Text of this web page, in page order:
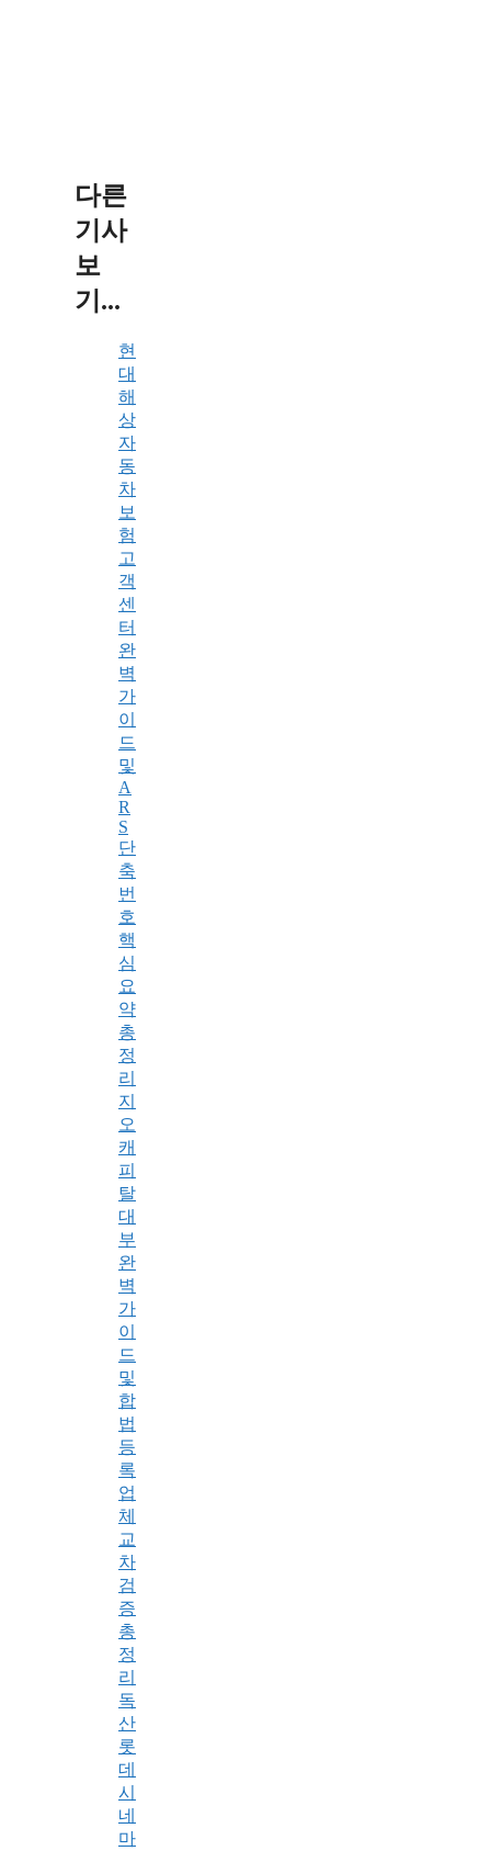
다른
기사
보
기...
현
대
해
상
자
동
차
보
험
고
객
센
터
완
벽
가
이
드
및
A
R
S
단
축
번
호
핵
심
요
약
총
정
리
지
오
캐
피
탈
대
부
완
벽
가
이
드
및
합
법
등
록
업
체
교
차
검
증
총
정
리
독
산
롯
데
시
네
마